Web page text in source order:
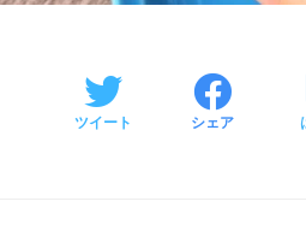
ツイート シェア